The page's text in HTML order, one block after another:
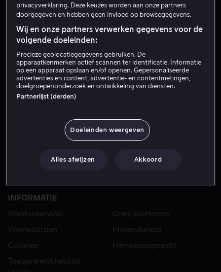
Marisa Tomei
Acteur Gast
Categorieën
INFORMATIE
Klantenservice
Onze platforms
Voorwaarden
Privacybeleid
Cookies
Herroepingsrecht
Toegankelijkheid bij
privacyverklaring. Deze keuzes worden aan onze partners
doorgegeven en hebben geen invloed op browsegegevens.
Wij en onze partners verwerken gegevens voor de
volgende doeleinden:
Precieze geolocatiegegevens gebruiken. De
apparaatkenmerken actief scannen ter identificatie. Informatie
op een apparaat opslaan en/of openen. Gepersonaliseerde
advertenties en content, advertentie- en contentmetingen,
doelgroepenonderzoek en ontwikkeling van diensten.
Partnerlijst (derden)
Doeleinden weergeven
Alles afwijzen Akkoord